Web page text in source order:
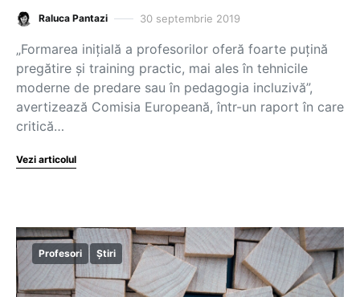
Raluca Pantazi 30 septembrie 2019
„Formarea inițială a profesorilor oferă foarte puțină
pregătire și training practic, mai ales în tehnicile
moderne de predare sau în pedagogia incluzivă”,
avertizează Comisia Europeană, într-un raport în care
critică…
Vezi articolul
Profesori Știri